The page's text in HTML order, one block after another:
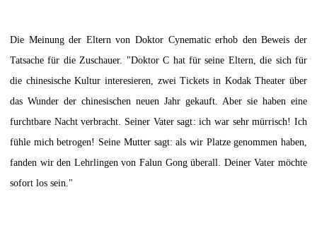
Die Meinung der Eltern von Doktor Cynematic erhob den Beweis der
Tatsache für die Zuschauer. "Doktor C hat für seine Eltern, die sich für
die chinesische Kultur interesieren, zwei Tickets in Kodak Theater über
das Wunder der chinesischen neuen Jahr gekauft. Aber sie haben eine
furchtbare Nacht verbracht. Seiner Vater sagt: ich war sehr mürrisch! Ich
fühle mich betrogen! Seine Mutter sagt: als wir Platze genommen haben,
fanden wir den Lehrlingen von Falun Gong überall. Deiner Vater möchte
sofort los sein."